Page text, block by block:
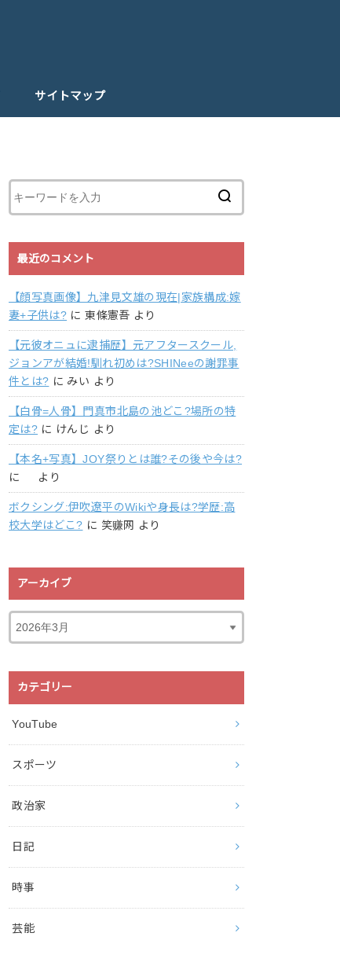
サイトマップ
最近のコメント
【顔写真画像】九津見文雄の現在|家族構成:嫁
妻+子供は? に東條憲吾 より
【元彼オニュに逮捕歴】元アフタースクール,
ジョンアが結婚!馴れ初めは?SHINeeの謝罪事
件とは? に みい より
【白骨=人骨】門真市北島の池どこ?場所の特
定は? に けんじ より
【本名+写真】JOY祭りとは誰?その後や今は?
に
より
ボクシング:伊吹遼平のWikiや身長は?学歴:高
校大学はどこ? に 笑赚网 より
アーカイブ
カテゴリー
YouTube
スポーツ
政治家
日記
時事
芸能